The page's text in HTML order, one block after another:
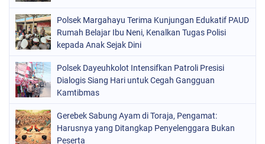
Polsek Margahayu Terima Kunjungan Edukatif PAUD
Rumah Belajar Ibu Neni, Kenalkan Tugas Polisi
kepada Anak Sejak Dini
Polsek Dayeuhkolot Intensifkan Patroli Presisi
Dialogis Siang Hari untuk Cegah Gangguan
Kamtibmas
Gerebek Sabung Ayam di Toraja, Pengamat:
Harusnya yang Ditangkap Penyelenggara Bukan
Peserta